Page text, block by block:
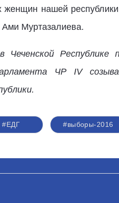
нашей
Ами Муртазалиева.
Чеченской
ЧР IV
#ЕДГ #выборы-2016